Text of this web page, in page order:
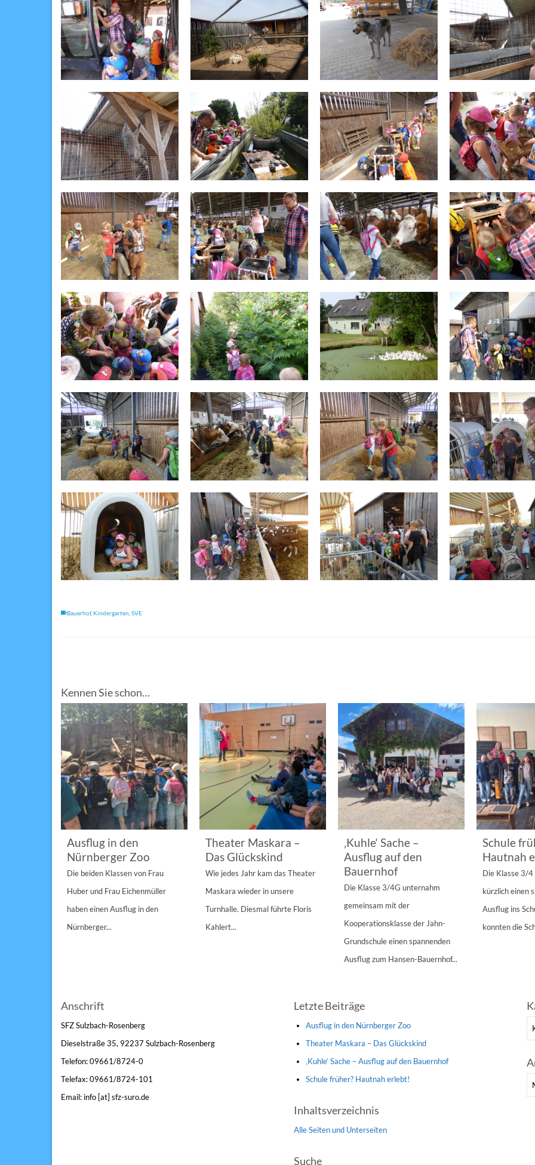
Bauerhof, Kindergarten SVE
Kennen Sie schon…
Ausflug in den
Nürnberger Zoo
Die beiden Klassen von Frau
Huber und Frau Eichenmüller
haben einen Ausflug in den
Nürnberger...
Theater Maskara –
Das Glückskind
Wie jedes Jahr kam das Theater
Maskara wieder in unsere
Turnhalle. Diesmal führte Floris
Kahlert...
‚Kuhle‘ Sache –
Ausflug auf den
Bauernhof
Die Klasse 3/4G unternahm
gemeinsam mit der
Kooperationsklasse der Jahn-
Grundschule einen spannenden
Ausflug zum Hansen-Bauernhof...
Schule
Hautnah
Die Klasse 3/
kürzlich einen
Ausflug ins
konnten die
Anschrift
SFZ Sulzbach-Rosenberg
Dieselstraße 35, 92237 Sulzbach-Rosenberg
Telefon: 09661/8724-0
Telefax: 09661/8724-101
Email: info [at] sfz-suro.de
Letzte Beiträge
Ausflug in den Nürnberger Zoo
Theater Maskara – Das Glückskind
‚Kuhle‘ Sache – Ausflug auf den Bauernhof
Schule früher? Hautnah erlebt!
Inhaltsverzeichnis
Alle Seiten und Unterseiten
Suche